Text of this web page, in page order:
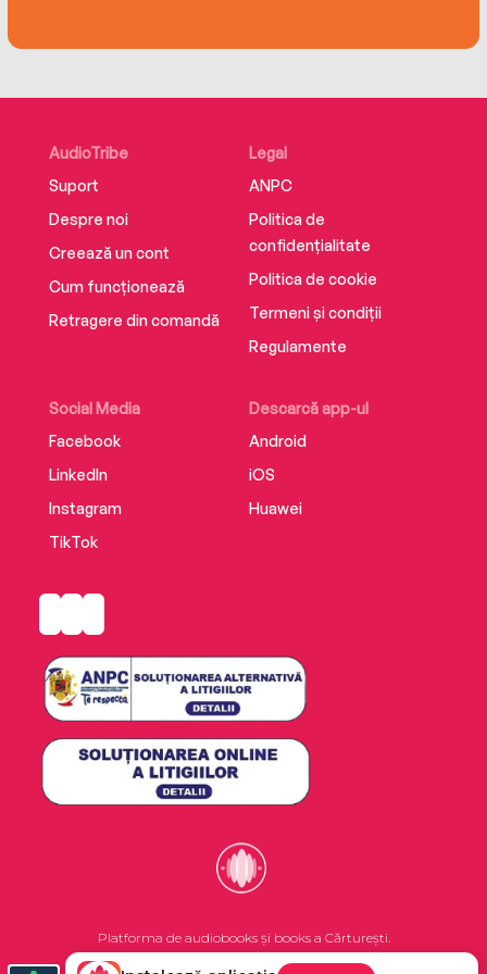
AudioTribe
Suport
Despre noi
Creează un cont
Cum funcționează
Retragere din comandă
Social Media
Facebook
LinkedIn
Instagram
TikTok
Descarcă app-ul
Android
iOS
Huawei
Legal
ANPC
Politica de
confidențialitate
Politica de cookie
Termeni și condiții
Regulamente
Platforma de audiobooks și books a Cărturești.